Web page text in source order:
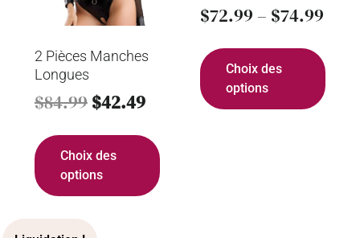
2 Pièces Manches
Longues
$84.99 $42.49
Choix des
options
$72.99 – $74.99
Choix des
options